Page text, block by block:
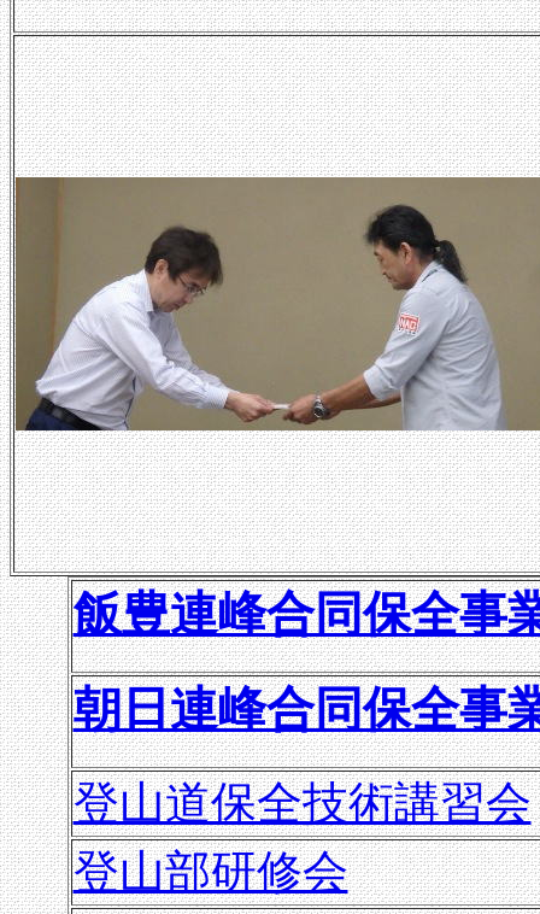
飯豊連峰合同保全事
朝日連峰合同保全事
登山道保全技術講習会
登山部研修会